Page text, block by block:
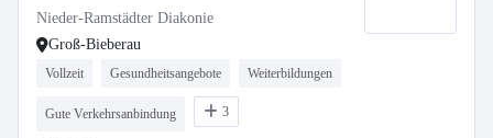
(w/m/d)
Nieder-Ramstädter Diakonie
Groß-Bieberau
Vollzeit Gesundheitsangebote Weiterbildungen
Gute Verkehrsanbindung 3